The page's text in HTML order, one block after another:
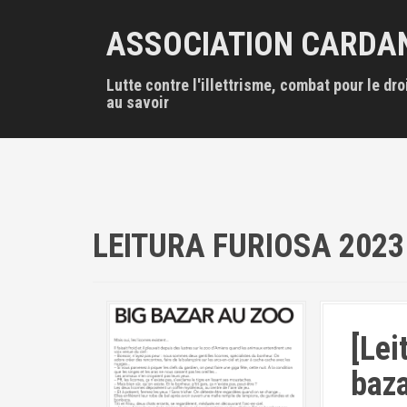
c
ASSOCIATION
Lutte contre l'illettrisme, combat pour le
au savoir
LEITURA FURIOSA 2023